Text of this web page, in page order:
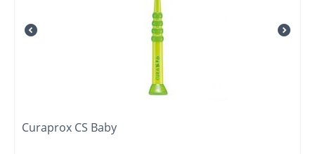
Curaprox CS Baby